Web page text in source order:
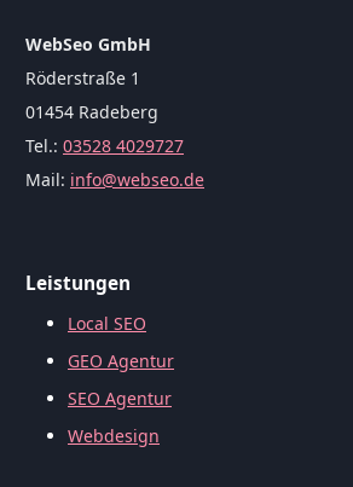
WebSeo GmbH
Röderstraße 1
01454 Radeberg
Tel.: 03528 4029727
Mail: info@webseo.de
Leistungen
Local SEO
GEO Agentur
SEO Agentur
Webdesign